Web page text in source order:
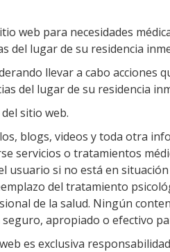
web para necesidades
del lugar de su residencia
llevar a cabo acciones
del lugar de su residencia
sitio web.
blogs, videos y toda otra
servicios o tratamientos
usuario si no está en
del tratamiento
de la salud. Ningún
apropiado o efectivo
es exclusiva